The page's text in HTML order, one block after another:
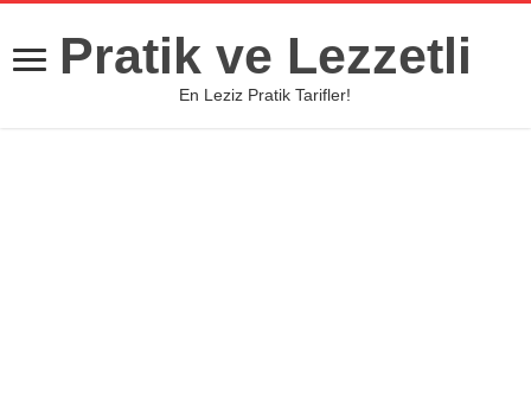
Pratik ve Lezzetli
En Leziz Pratik Tarifler!